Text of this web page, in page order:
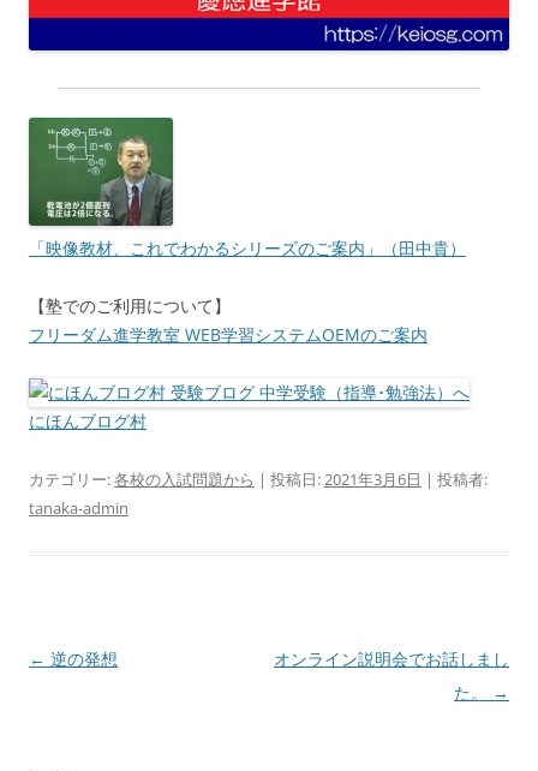
「映像教材、これでわかるシリーズのご案内」（田中貴）
【塾でのご利用について】
フリーダム進学教室 WEB学習システムOEMのご案内
にほんブログ村
カテゴリー:各校の入試問題から | 投稿日:2021年3月6日 | 投稿者:
tanaka-admin
投
← 逆の発想
オンライン説明会でお話しまし
た。
→